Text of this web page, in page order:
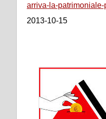
arriva-la-
2013-10-15